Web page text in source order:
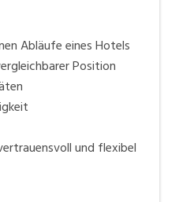
Abläufe eines Hotels
Position
und flexibel